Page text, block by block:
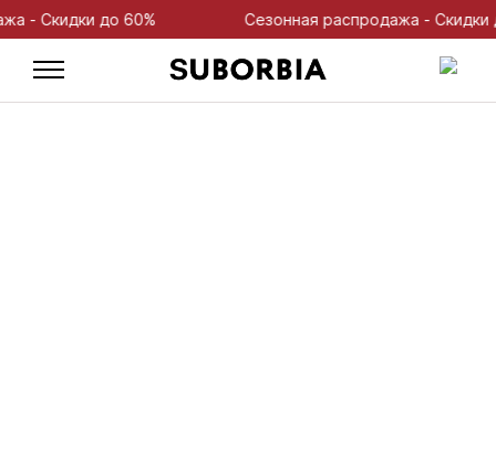
Скидки до 60% Сезонная распродажа - Скидки до